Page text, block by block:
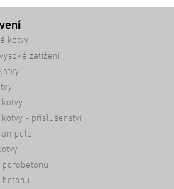
kotvy
zatížení
kotvy - příslušenství
porobetonu
betonu